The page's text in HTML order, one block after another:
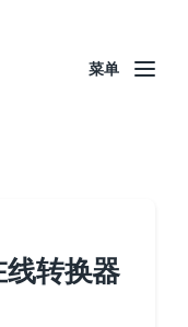
菜单
转换器